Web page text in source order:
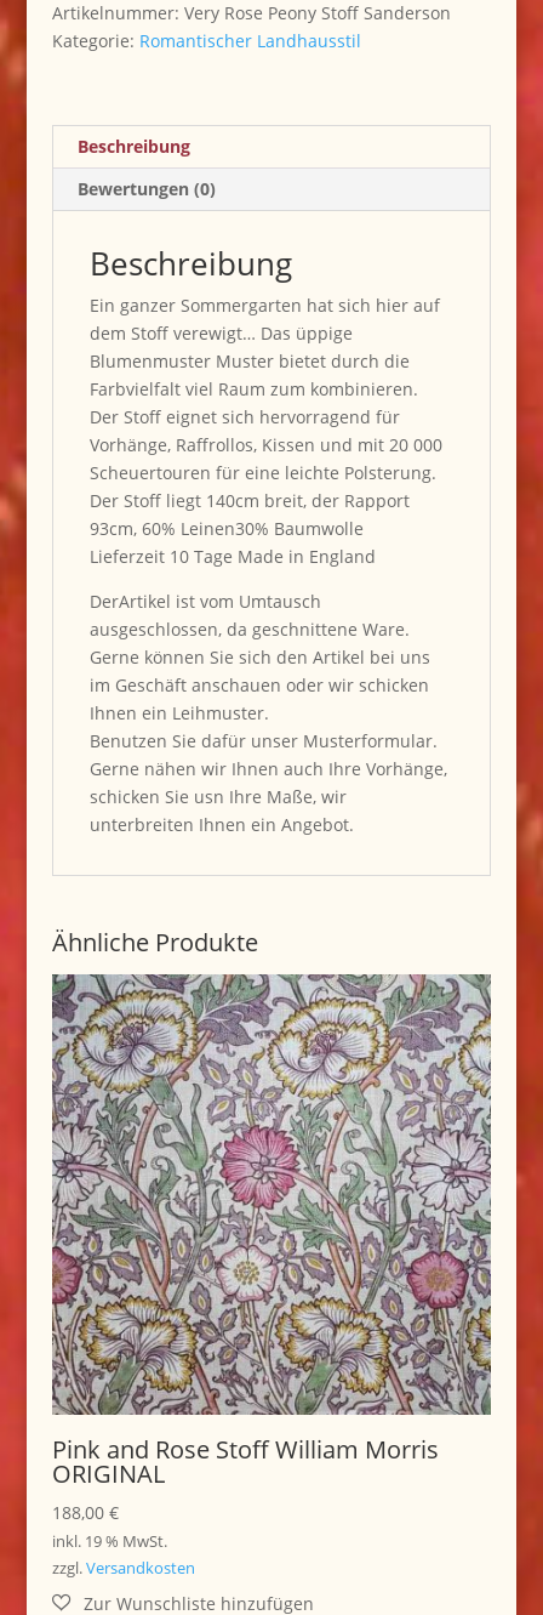
Artikelnummer: Very Rose Peony Stoff Sanderson
Kategorie: Romantischer Landhausstil
Beschreibung
Bewertungen (0)
Beschreibung
Ein ganzer Sommergarten hat sich hier auf
dem Stoff verewigt… Das üppige
Blumenmuster Muster bietet durch die
Farbvielfalt viel Raum zum kombinieren.
Der Stoff eignet sich hervorragend für
Vorhänge, Raffrollos, Kissen und mit 20 000
Scheuertouren für eine leichte Polsterung.
Der Stoff liegt 140cm breit, der Rapport
93cm, 60% Leinen30% Baumwolle
Lieferzeit 10 Tage Made in England
DerArtikel ist vom Umtausch
ausgeschlossen, da geschnittene Ware.
Gerne können Sie sich den Artikel bei uns
im Geschäft anschauen oder wir schicken
Ihnen ein Leihmuster.
Benutzen Sie dafür unser Musterformular.
Gerne nähen wir Ihnen auch Ihre Vorhänge,
schicken Sie usn Ihre Maße, wir
unterbreiten Ihnen ein Angebot.
Ähnliche Produkte
Pink and Rose Stoff William Morris
ORIGINAL
188,00 €
inkl. 19 % MwSt.
zzgl.Versandkosten